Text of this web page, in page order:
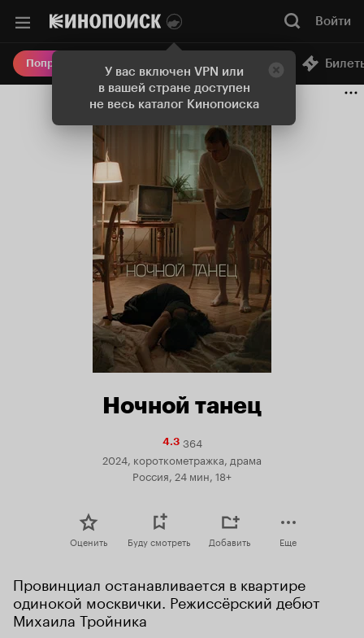
У вас включен VPN или
в вашей стране доступен
не весь каталог Кинопоиска
Войти
Попробовать Плюс Онлайн-кинотеатр
Ночной танец
4.3Рейтинг
364
2024, короткометражка, драма
Россия, 24 мин, 18+
Оценить Буду смотреть Добавить Еще
Провинциал останавливается в квартире
одинокой москвички. Режиссёрский дебют
Михаила Тройника